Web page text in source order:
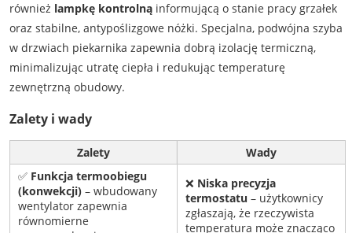
również lampkę kontrolnąinformującą o stanie pracy grzałek
oraz stabilne, antypoślizgowe nóżki. Specjalna, podwójna szyba
w drzwiach piekarnika zapewnia dobrą izolację termiczną,
minimalizując utratę ciepła i redukując temperaturę
zewnętrzną obudowy.
Zalety i wady
Zalety
Wady
✅ Funkcja termoobiegu
(konwekcji)– wbudowany
wentylator zapewnia
równomierne
❌ Niska precyzja
termostatu – użytkownicy
zgłaszają, że rzeczywista
temperatura może znacząco